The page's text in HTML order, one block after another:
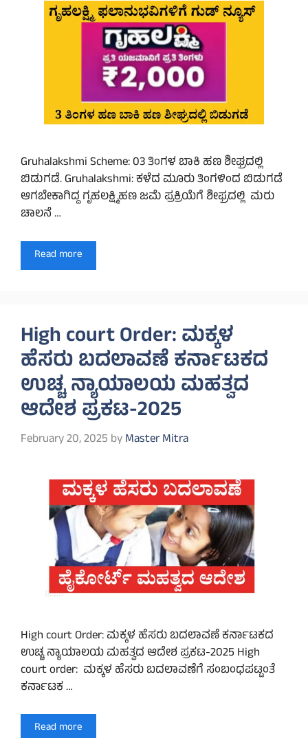
Gruhalakshmi Scheme: 03 ತಿಂಗಳ ಬಾಕಿ ಹಣ ಶೀಘ್ರದಲ್ಲಿ
ಬಿಡುಗಡೆ. Gruhalakshmi: ಕಳೆದ ಮೂರು ತಿಂಗಳಿಂದ ಬಿಡುಗಡೆ
ಆಗಬೇಕಾಗಿದ್ದ ಗೃಹಲಕ್ಷ್ಮಿಹಣ ಜಮೆ ಪ್ರಕ್ರಿಯೆಗೆ ಶೀಫ್ರದಲ್ಲಿ ಮರು
ಚಾಲನೆ …
Read more
High court Order: ಮಕ್ಕಳ
ಹೆಸರು ಬದಲಾವಣೆ ಕರ್ನಾಟಕದ
ಉಚ್ಚ ನ್ಯಾಯಾಲಯ ಮಹತ್ವದ
ಆದೇಶ ಪ್ರಕಟ-2025
February 20, 2025 byMaster Mitra
High court Order: ಮಕ್ಕಳ ಹೆಸರು ಬದಲಾವಣೆ ಕರ್ನಾಟಕದ
ಉಚ್ಚ ನ್ಯಾಯಾಲಯ ಮಹತ್ವದ ಆದೇಶ ಪ್ರಕಟ-2025 High
court order: ಮಕ್ಕಳ ಹೆಸರು ಬದಲಾವಣೆಗೆ ಸಂಬಂಧಪಟ್ಟಂತೆ
ಕರ್ನಾಟಕ …
Read more